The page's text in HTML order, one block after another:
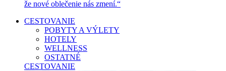
že nové oblečenie nás zmení.“
CESTOVANIE
POBYTY A VÝLETY
HOTELY
WELLNESS
OSTATNÉ
CESTOVANIE